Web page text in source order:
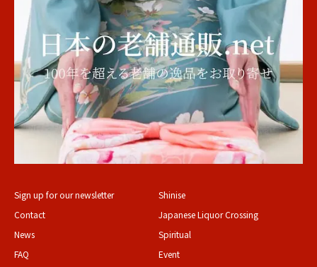
Sign up for our newsletter
Contact
News
FAQ
Shinise
Japanese Liquor Crossing
Spiritual
Event